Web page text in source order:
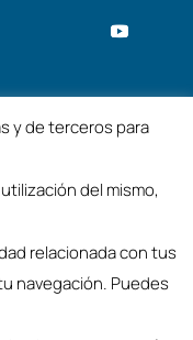
de Málaga
y de terceros para
del mismo,
relacionada con tus
navegación. Puedes